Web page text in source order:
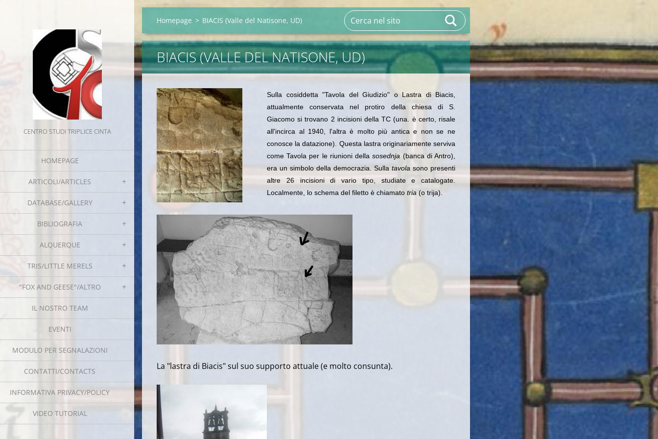
CENTRO STUDI TRIPLICE CINTA
HOMEPAGE
ARTICOLI/ARTICLES
DATABASE/GALLERY
BIBLIOGRAFIA
ALQUERQUE
TRIS/LITTLE MERELS
"FOX AND GEESE"/ALTRO
IL NOSTRO TEAM
EVENTI
MODULO PER SEGNALAZIONI
CONTATTI/CONTACTS
INFORMATIVA PRIVACY/POLICY
VIDEO TUTORIAL
Homepage > BIACIS (Valle del Natisone, UD)
BIACIS (VALLE DEL NATISONE, UD)
Sulla cosiddetta "Tavola del Giudizio" o Lastra di Biacis,
attualmente conservata nel protiro della chiesa di S.
Giacomo si trovano 2 incisioni della TC (una. è certo, risale
all'incirca al 1940, l'altra è molto più antica e non se ne
conosce la datazione). Questa lastra originariamente serviva
come Tavola per le riunioni dellasosednja (banca di Antro),
era un simbolo della democrazia. Sulla tavola sono presenti
altre 26 incisioni di vario tipo, studiate e catalogate.
Localmente, lo schema del filetto è chiamato tria (o trija).
La "lastra di Biacis" sul suo supporto attuale (e molto consunta).